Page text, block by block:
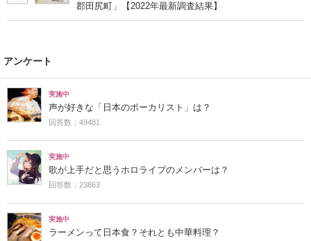
郡田尻町」【2022年最新調査結果】
アンケート
実施中
声が好きな「日本のボーカリスト」は？
回答数：49481
実施中
歌が上手だと思うホロライブのメンバーは？
回答数：23863
実施中
ラーメンって日本食？それとも中華料理？